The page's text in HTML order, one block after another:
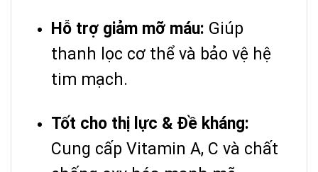
Hỗ trợ giảm mỡ máu: Giúp
thanh lọc cơ thể và bảo vệ hệ
tim mạch.
Tốt cho thị lực & Đề kháng:
Cung cấp Vitamin A, C và chất